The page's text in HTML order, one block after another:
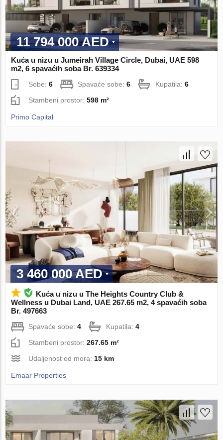
11 794 000 AED
Kuća u nizu u Jumeirah Village Circle, Dubai, UAE 598
m2, 6 spavaćih soba Br. 639334
Sobe:6 Spavaće sobe:6 Kupatila:6
Stambeni prostor:598 m²
Primo Capital
3 460 000 AED
Kuća u nizu u The Heights Country Club &
Wellness u Dubai Land, UAE 267.65 m2, 4 spavaćih soba
Br. 497663
Spavaće sobe:4 Kupatila:4
Stambeni prostor:267.65 m²
Udaljenost od mora: 15 km
Emaar Properties